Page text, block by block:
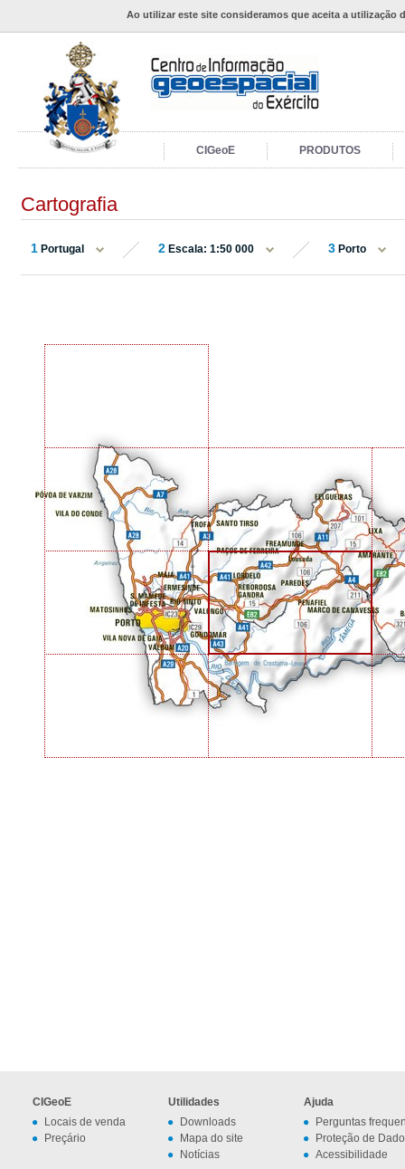
Ao utilizar este site consideramos que aceita a utilização
CIGeoE PRODUTOS
Cartografia
1 Portugal 2 Escala: 1:50 000 3 Porto
CIGeoE
Locais de venda
Preçário
Utilidades
Downloads
Mapa do site
Notícias
Ajuda
Perguntas
Proteção de
Acessibilidade